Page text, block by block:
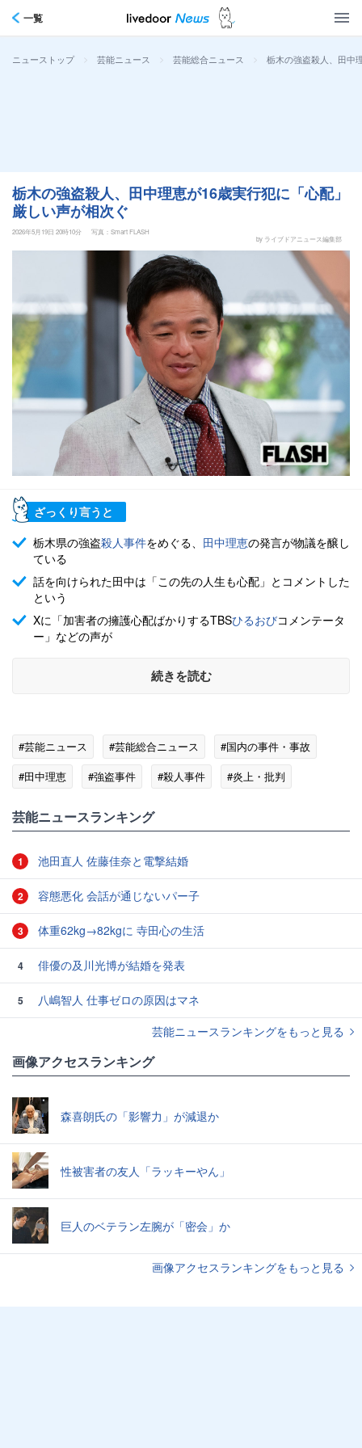
一覧
ニューストップ > 芸能ニュース > 芸能総合ニュース > 栃木の強盗殺人、田中
栃木の強盗殺人、田中理恵が16歳実行犯に「心配」
厳しい声が相次ぐ
2026年5月19日 20時10分
写真：Smart FLASH
by ライブドアニュース編集部
ざっくり言うと
栃木県の強盗殺人事件をめぐる、 田中理恵の発言が物議を醸し
ている
話を向けられた田中は「この先の人生も心配」とコメントした
という
Xに「加害者の擁護心配ばかりするTBSひるおびコメンテータ
ー」などの声が
続きを読む
#芸能ニュース #芸能総合ニュース
#国内の事件・事故
#田中理恵
#強盗事件 #殺人事件
#炎上・批判
芸能ニュースランキング
1 池田直人 佐藤佳奈と電撃結婚
2 容態悪化 会話が通じないパー子
3 体重62kg→82kgに 寺田心の生活
4 俳優の及川光博が結婚を発表
5
八嶋智人 仕事ゼロの原因はマネ
芸能ニュースランキングをもっと見る
画像アクセスランキング
森喜朗氏の「影響力」が減退か
性被害者の友人「ラッキーやん」
巨人のベテラン左腕が「密会」か
画像アクセスランキングをもっと見る